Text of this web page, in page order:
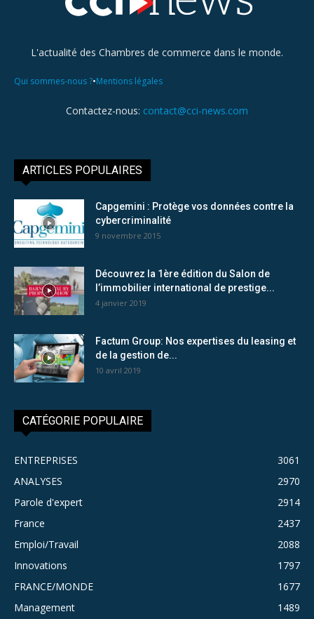
L'actualité des Chambres de commerce dans le monde.
Qui sommes-nous ?•Mentions légales
Contactez-nous: contact@cci-news.com
ARTICLES POPULAIRES
Capgemini : Protège vos données contre la
cybercriminalité
9 novembre 2015
Découvrez la 1ère édition du Salon de
l’immobilier international de prestige...
4 janvier 2019
Factum Group: Nos expertises du leasing et
de la gestion de...
10 avril 2019
CATÉGORIE POPULAIRE
ENTREPRISES
3061
ANALYSES
2970
Parole d'expert
2914
France
2437
Emploi/Travail
2088
Innovations
1797
FRANCE/MONDE
1677
Management
1489